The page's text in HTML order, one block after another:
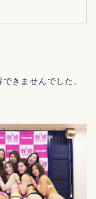
きませんでした。